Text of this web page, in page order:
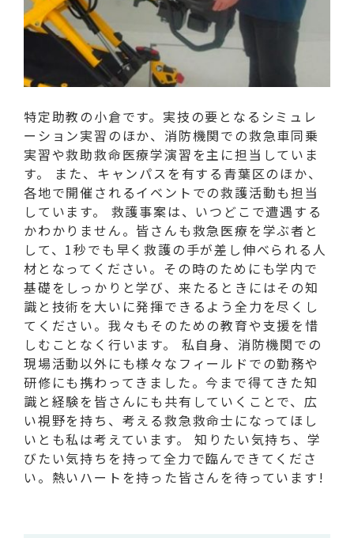
特定助教の小倉です。実技の要となるシミュレ
ーション実習のほか、消防機関での救急車同乗
実習や救助救命医療学演習を主に担当していま
す。 また、キャンパスを有する青葉区のほか、
各地で開催されるイベントでの救護活動も担当
しています。 救護事案は、いつどこで遭遇する
かわかりません。皆さんも救急医療を学ぶ者と
して、1秒でも早く救護の手が差し伸べられる人
材となってください。その時のためにも学内で
基礎をしっかりと学び、来たるときにはその知
識と技術を大いに発揮できるよう全力を尽くし
てください。我々もそのための教育や支援を惜
しむことなく行います。 私自身、消防機関での
現場活動以外にも様々なフィールドでの勤務や
研修にも携わってきました。今まで得てきた知
識と経験を皆さんにも共有していくことで、広
い視野を持ち、考える救急救命士になってほし
いとも私は考えています。 知りたい気持ち、学
びたい気持ちを持って全力で臨んできてくださ
い。熱いハートを持った皆さんを待っています!